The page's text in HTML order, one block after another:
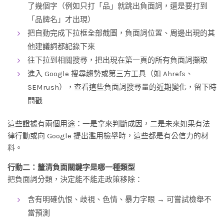
了幾個字（例如只打「品」就跳出負面詞，還是要打到
「品牌名」才出現）
把自動完成下拉框全部截圖，負面詞位置、周邊出現的其
他建議詞都記錄下來
往下拉到相關搜尋，把出現在第一頁的所有負面詞擷取
進入 Google 搜尋趨勢或第三方工具（如 Ahrefs、
SEMrush），查看這些負面詞搜尋量的近期變化，留下時
間戳
這些證據有兩個用途：一是拿來判斷成因，二是未來如果有法
律行動或向 Google 提出濫用檢舉時，這些都是有公信力的材
料。
行動二：釐清負面關鍵字是哪一種類型
把負面詞分類，決定能不能走政策移除：
含有明確仇恨、歧視、色情、暴力字眼 → 可嘗試檢舉不
當預測